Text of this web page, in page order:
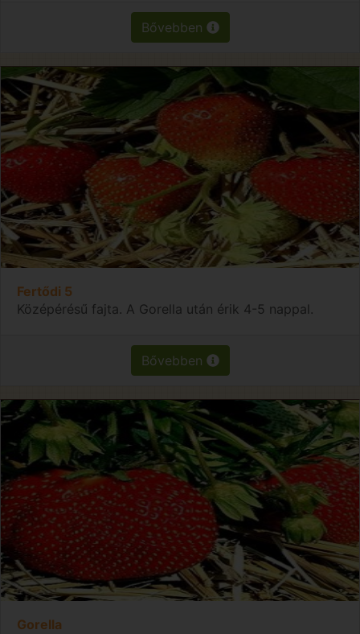
Bővebben
Fertődi 5
Középérésű fajta. A Gorella után érik 4-5 nappal.
Bővebben
Gorella